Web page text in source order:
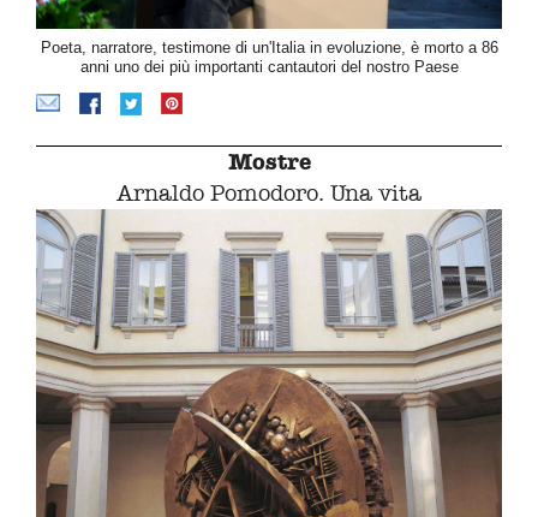
Poeta, narratore, testimone di un'Italia in evoluzione, è morto a 86
anni uno dei più importanti cantautori del nostro Paese
Mostre
Arnaldo Pomodoro. Una vita